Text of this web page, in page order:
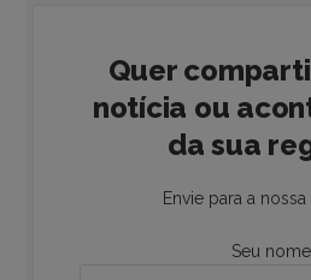
Quer
notícia ou
da sua
Envie para a
Seu nome